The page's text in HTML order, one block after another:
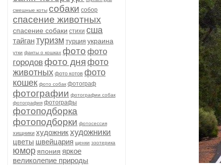
смешные коты собаки собор
спасение животных
спасение собаки стихи сша
тайгантуризм турция украина
утки факты о кошках фото фото
городовфото дня фото
животных фото котов фото
кошек фото собак фотограф
фотографии фотографии собак
фотография фотографы
фотоподборка
фотоподборки фотосессия
хищники художникхудожники
цветы швейцария щенки эзотерика
юмор япония яркое
великолепие природы